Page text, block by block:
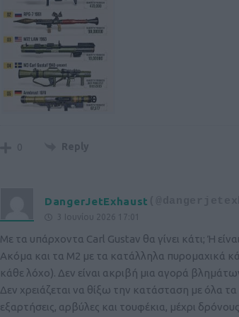
0 Reply
DangerJetExhaust
3 Ιουνίου 2026 17:01
Με τα υπάρχοντα Carl Gustav θα γίνει κάτι; Ή
Ακόμα και τα Μ2 με τα κατάλληλα πυρομαχικά
κάθε λόχο). Δεν είναι ακριβή μια αγορά
Δεν χρειάζεται να θίξω την κατάσταση με όλα
εξαρτήσεις, αρβύλες και τουφέκια, μέχρι